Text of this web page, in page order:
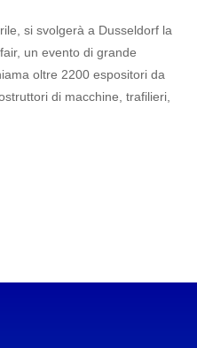
si svolgerà a Dusseldorf la
un evento di grande
oltre 2200 espositori da
di macchine, trafilieri,